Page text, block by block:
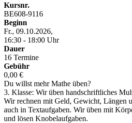
Kursnr.
BE608-9116
Beginn
Fr., 09.10.2026,
16:30 - 18:00 Uhr
Dauer
16 Termine
Gebühr
0,00 €
Du willst mehr Mathe üben?
3. Klasse: Wir üben handschriftliches
Wir rechnen mit Geld, Gewicht, Längen
auch in Textaufgaben. Wir üben mit
und lösen Knobelaufgaben.